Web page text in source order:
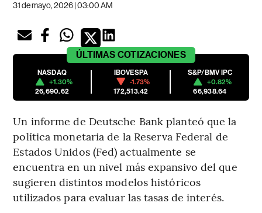
31 de mayo, 2026 | 03:00 AM
ÚLTIMAS COTIZACIONES
NASDAQ
+1.30%
26,690.62
IBOVESPA
-1.73%
172,513.42
S&P/BMV IPC
+0.82%
66,938.64
Un informe de Deutsche Bank planteó que la
política monetaria de la Reserva Federal de
Estados Unidos (Fed) actualmente se
encuentra en un nivel más expansivo del que
sugieren distintos modelos históricos
utilizados para evaluar las tasas de interés.